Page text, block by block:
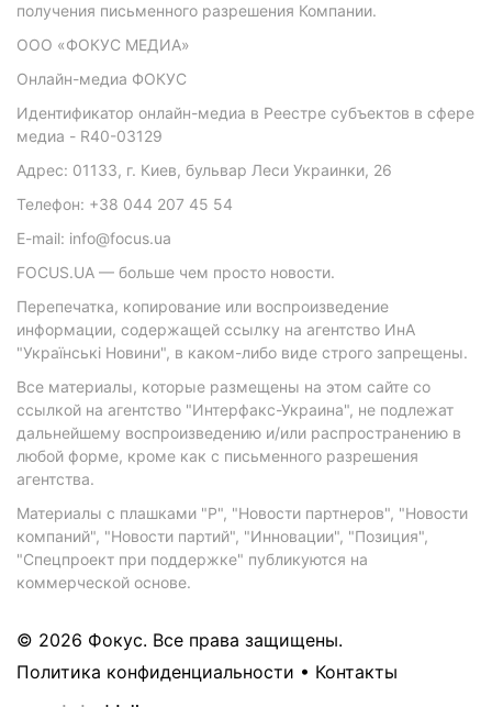
получения письменного разрешения Компании.
ООО «ФОКУС МЕДИА»
Онлайн-медиа ФОКУС
Идентификатор онлайн-медиа в Реестре субъектов в сфере
медиа - R40-03129
Адрес: 01133, г. Киев, бульвар Леси Украинки, 26
Телефон: +38 044 207 45 54
E-mail: info@focus.ua
FOCUS.UA — больше чем просто новости.
Перепечатка, копирование или воспроизведение
информации, содержащей ссылку на агентство ИнА
"Українські Новини", в каком-либо виде строго запрещены.
Все материалы, которые размещены на этом сайте со
ссылкой на агентство "Интерфакс-Украина", не подлежат
дальнейшему воспроизведению и/или распространению в
любой форме, кроме как с письменного разрешения
агентства.
Материалы с плашками "Р", "Новости партнеров", "Новости
компаний", "Новости партий", "Инновации", "Позиция",
"Спецпроект при поддержке" публикуются на
коммерческой основе.
© 2026 Фокус. Все права защищены.
Политика конфиденциальности • Контакты